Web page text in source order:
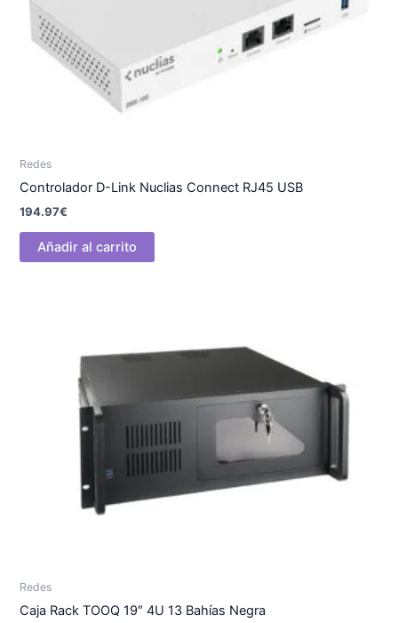
Redes
Controlador D-Link Nuclias Connect RJ45 USB
194.97€
Añadir al carrito
Redes
Caja Rack TOOQ 19″ 4U 13 Bahías Negra